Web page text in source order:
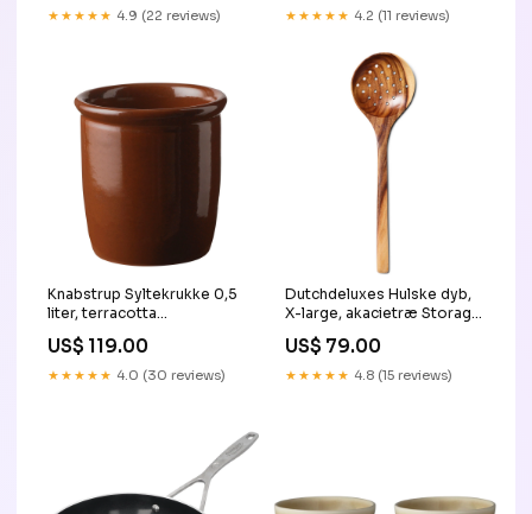
★★★★★ 4.9 (22 reviews) ★★★★★ 4.2 (11 reviews)
Knabstrup Syltekrukke 0,5
liter, terracotta
Haveglad.dk
US$ 119.00
★★★★★ 4.0 (30 reviews)
Dutchdeluxes Hulske dyb,
X-large, akacietræ Storage
and shelves
US$ 79.00
★★★★★ 4.8 (15 reviews)